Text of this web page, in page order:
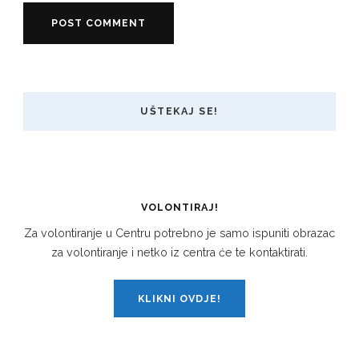
UŠTEKAJ SE!
VOLONTIRAJ!
Za volontiranje u Centru potrebno je samo ispuniti obrazac
za volontiranje i netko iz centra će te kontaktirati.
KLIKNI OVDJE!